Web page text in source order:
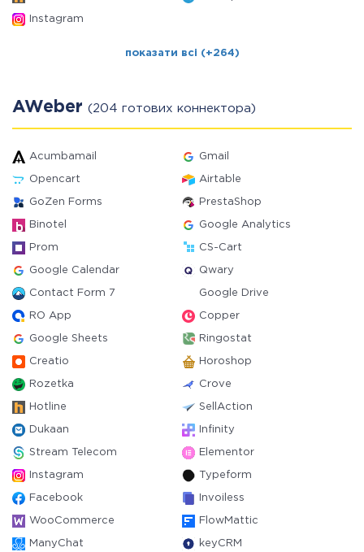
Instagram
показати всі (+264)
AWeber (204 готових коннектора)
Acumbamail Gmail
Opencart Airtable
GoZen Forms PrestaShop
Binotel Google Analytics
Prom CS-Cart
Google Calendar Qwary
Contact Form 7 Google Drive
RO App Copper
Google Sheets Ringostat
Creatio Horoshop
Rozetka Crove
Hotline SellAction
Dukaan Infinity
Stream Telecom Elementor
Instagram Typeform
Facebook Invoiless
WooCommerce FlowMattic
ManyChat keyCRM